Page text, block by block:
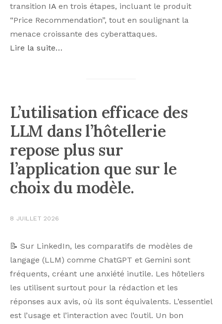
transition IA en trois étapes, incluant le produit
“Price Recommendation”, tout en soulignant la
menace croissante des cyberattaques.
Lire la suite…
L’utilisation efficace des
LLM dans l’hôtellerie
repose plus sur
l’application que sur le
choix du modèle.
8 JUILLET 2026
📝 Sur LinkedIn, les comparatifs de modèles de
langage (LLM) comme ChatGPT et Gemini sont
fréquents, créant une anxiété inutile. Les hôteliers
les utilisent surtout pour la rédaction et les
réponses aux avis, où ils sont équivalents. L’essentiel
est l’usage et l’interaction avec l’outil. Un bon